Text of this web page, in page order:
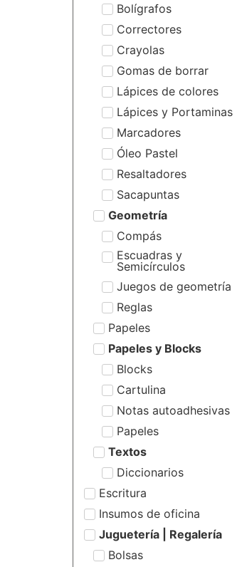
Bolígrafos
Correctores
Crayolas
Gomas de borrar
Lápices de colores
Lápices y Portaminas
Marcadores
Óleo Pastel
Resaltadores
Sacapuntas
Geometría
Compás
Escuadras y
Semicírculos
Juegos de geometría
Reglas
Papeles
Papeles y Blocks
Blocks
Cartulina
Notas autoadhesivas
Papeles
Textos
Diccionarios
Escritura
Insumos de oficina
Juguetería | Regalería
Bolsas